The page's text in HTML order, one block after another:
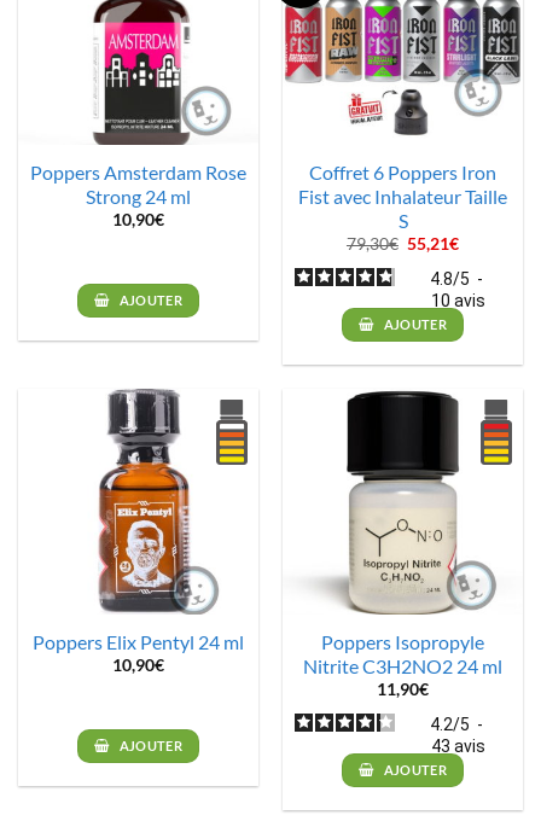
Poppers Amsterdam Rose
Strong 24 ml
10,90€
AJOUTER
Coffret 6 Poppers Iron
Fist avec Inhalateur Taille
S
79,30€ Le
prix
initial
était :
79,30€.
55,21€Le
actuel
est :
55,21€.
4.8/5 -
10 avis
AJOUTER
Poppers Elix Pentyl 24 ml
10,90€
AJOUTER
Poppers Isopropyle
Nitrite C3H2NO2 24 ml
11,90€
4.2/5 -
43 avis
AJOUTER